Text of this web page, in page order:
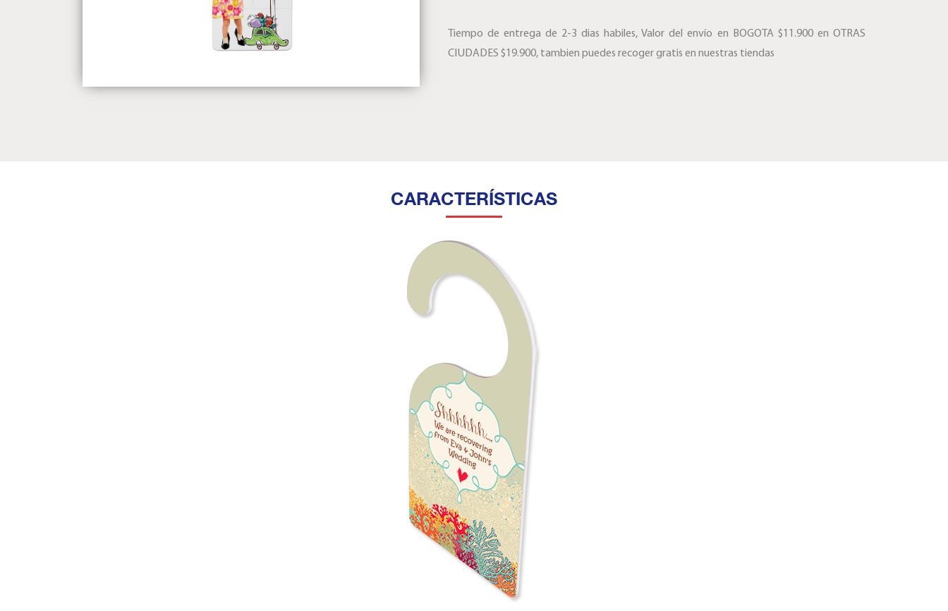
Tiempo de entrega de 2-3 dias habiles, Valor del envío en BOGOTA $11.900 en OTRAS
CIUDADES $19.900, tambien puedes recoger gratis en nuestras tiendas
CARACTERÍSTICAS